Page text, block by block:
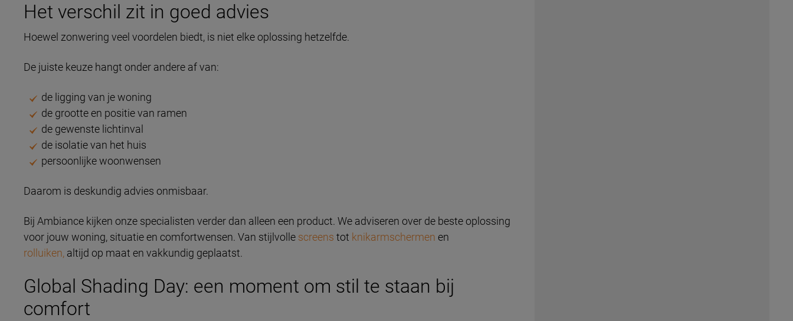
Het verschil zit in goed advies
Hoewel zonwering veel voordelen biedt, is niet elke oplossing hetzelfde.
De juiste keuze hangt onder andere af van:
de ligging van je woning
de grootte en positie van ramen
de gewenste lichtinval
de isolatie van het huis
persoonlijke woonwensen
Daarom is deskundig advies onmisbaar.
Bij Ambiance kijken onze specialisten verder dan alleen een product. We adviseren over de beste oplossing
voor jouw woning, situatie en comfortwensen. Van stijlvolle screens tot knikarmschermen en
rolluiken, altijd op maat en vakkundig geplaatst.
Global Shading Day: een moment om stil te staan bij
comfort